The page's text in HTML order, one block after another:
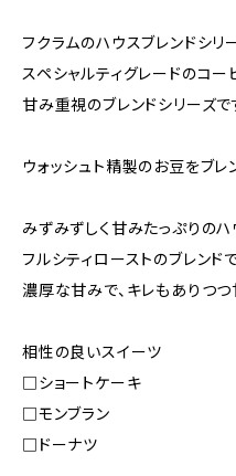
フクラムのハウスブレンドシリ
スペシャルティグレードのコ
甘み重視のブレンドシリーズで
ウォッシュト精製のお豆をブレ
みずみずしく甘みたっぷりのハ
フルシティローストのブレンドで
濃厚な甘みで、キレもありつつ
相性の良いスイーツ
□ショートケーキ
□モンブラン
□ドーナツ